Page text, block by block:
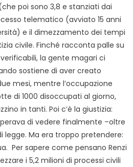
poi sono 3,8 e stanziati dai
telematico (avviato 15 anni
e il dimezzamento dei tempi
civile. Finché racconta palle su
la gente magari ci
sostiene di aver creato
mesi, mentre l’occupazione
di 1000 disoccupati al giorno,
in tanti. Poi c’è la giustizia:
di vedere finalmente –oltre
legge. Ma era troppo pretendere:
Per sapere come pensano Renzi
i 5,2 milioni di processi civili